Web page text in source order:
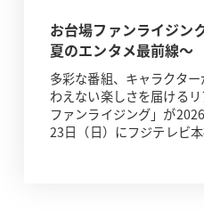
お台場ファンライジン
夏のエンタメ最前線～
多彩な番組、キャラクタ
わえない楽しさを届ける
ファンライジング」が
23日（日）にフジテレビ本